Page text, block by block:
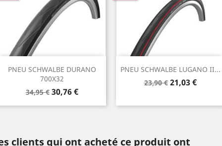
PNEU SCHWALBE DURANO
700X32
Prix
34,95 € Prix
30,76 €
PNEU SCHWALBE LUGANO II...
Prix
23,90 € Prix
21,03 €
clients qui ont acheté ce produit ont